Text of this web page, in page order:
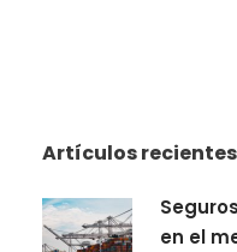
Artículos recientes
en el